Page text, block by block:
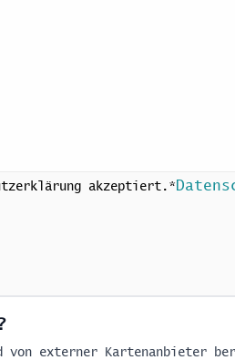
akzeptiert.*
von externer Kartenanbieter